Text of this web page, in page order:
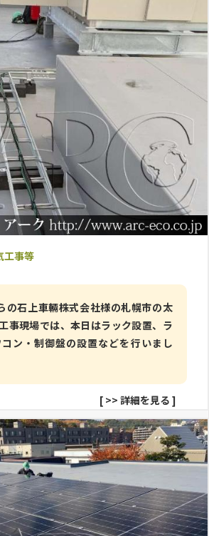
工事等
の石上車輛株式会社様の札幌市の太
事現場では、本日はラック設置、ラ
ン・制御盤の設置などを行いまし
[ >> 詳細を見る ]